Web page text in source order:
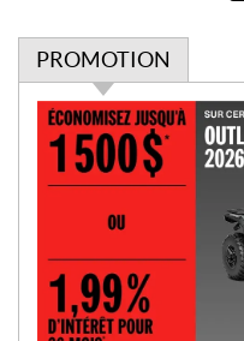
PROMOTION
P
m
o
n